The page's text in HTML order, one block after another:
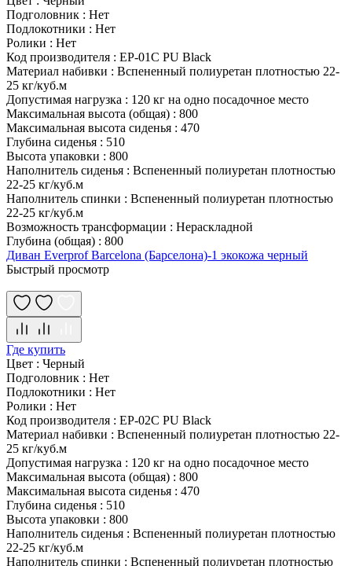
Подголовник : Нет
Подлокотники : Нет
Ролики : Нет
Код производителя : EP-01C PU Black
Материал набивки : Вспененный полиуретан плотностью 22-
25 кг/куб.м
Допустимая нагрузка : 120 кг на одно посадочное место
Максимальная высота (общая) : 800
Максимальная высота сиденья : 470
Глубина сиденья : 510
Высота упаковки : 800
Наполнитель сиденья : Вспененный полиуретан плотностью
22-25 кг/куб.м
Наполнитель спинки : Вспененный полиуретан плотностью
22-25 кг/куб.м
Возможность трансформации : Нераскладной
Глубина (общая) : 800
Диван Everprof Barcelona (Барселона)-1 экокожа черный
Быстрый просмотр
Где купить
Цвет : Черный
Подголовник : Нет
Подлокотники : Нет
Ролики : Нет
Код производителя : EP-02C PU Black
Материал набивки : Вспененный полиуретан плотностью 22-
25 кг/куб.м
Допустимая нагрузка : 120 кг на одно посадочное место
Максимальная высота (общая) : 800
Максимальная высота сиденья : 470
Глубина сиденья : 510
Высота упаковки : 800
Наполнитель сиденья : Вспененный полиуретан плотностью
22-25 кг/куб.м
Наполнитель спинки : Вспененный полиуретан плотностью